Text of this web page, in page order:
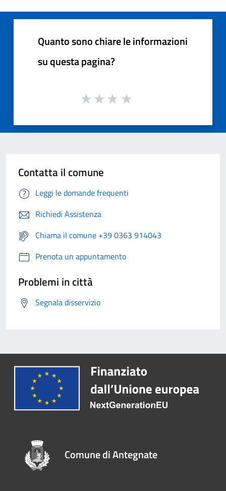
Quanto sono chiare le informazioni
su questa pagina?
Contatta il comune
Leggi le domande frequenti
Richiedi Assistenza
Chiama il comune +39 0363 914043
Prenota un appuntamento
Problemi in città
Segnala disservizio
Comune di Antegnate